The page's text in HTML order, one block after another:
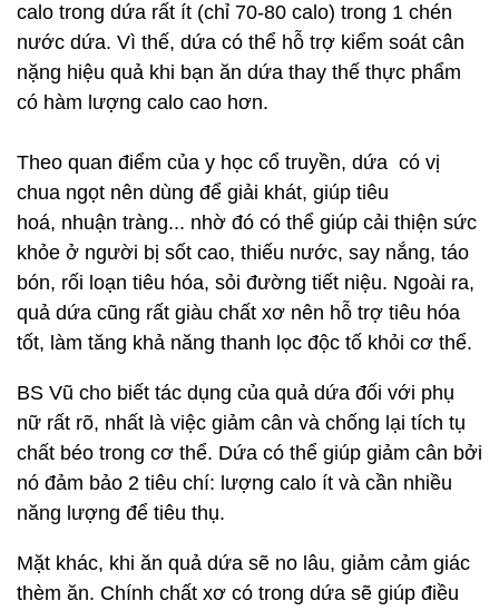
calo trong dứa rất ít (chỉ 70-80 calo) trong 1 chén
nước dứa. Vì thế, dứa có thể hỗ trợ kiểm soát cân
nặng hiệu quả khi bạn ăn dứa thay thế thực phẩm
có hàm lượng calo cao hơn.
Theo quan điểm của y học cổ truyền, dứa có vị
chua ngọt nên dùng để giải khát, giúp tiêu
hoá, nhuận tràng... nhờ đó có thể giúp cải thiện sức
khỏe ở người bị sốt cao, thiếu nước, say nắng, táo
bón, rối loạn tiêu hóa, sỏi đường tiết niệu. Ngoài ra,
quả dứa cũng rất giàu chất xơ nên hỗ trợ tiêu hóa
tốt, làm tăng khả năng thanh lọc độc tố khỏi cơ thể.
BS Vũ cho biết tác dụng của quả dứa đối với phụ
nữ rất rõ, nhất là việc giảm cân và chống lại tích tụ
chất béo trong cơ thể. Dứa có thể giúp giảm cân bởi
nó đảm bảo 2 tiêu chí: lượng calo ít và cần nhiều
năng lượng để tiêu thụ.
Mặt khác, khi ăn quả dứa sẽ no lâu, giảm cảm giác
thèm ăn. Chính chất xơ có trong dứa sẽ giúp điều